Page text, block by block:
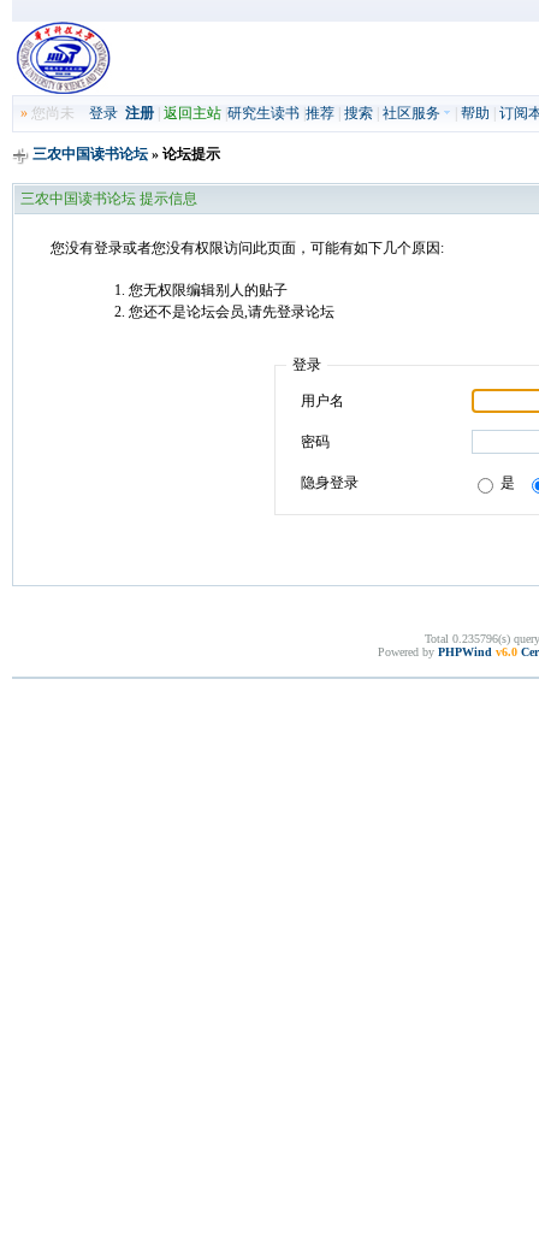
»您尚未 登录 注册| 返回主站| 研究生读书| 推荐| 搜索| 社区服务 帮助 订阅
三农中国读书论坛» 论坛提示
三农中国读书论坛 提示信息
您没有登录或者您没有权限访问此页面，可能有如下几个原因:
您无权限编辑别人的贴子
您还不是论坛会员,请先登录论坛
登录
用户名
密码
隐身登录 是
Total 0.235796(s)
Powered by PHPWind v6.0